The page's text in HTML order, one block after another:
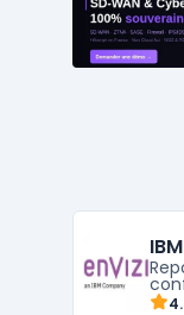
conformité
des outils